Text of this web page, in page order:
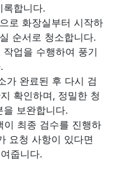
합니다.
로 화장실부터 시작하
순서로 청소합니다.
업을 수행하여 풍기
가 완료된 후 다시 검
확인하며, 정밀한 청
보완합니다.
이 최종 검수를 진행하
요청 사항이 있다면
줍니다.